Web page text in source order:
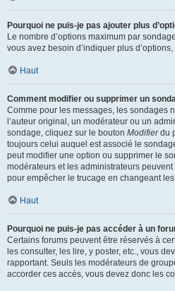
Pourquoi ne puis-je pas ajouter plus
Le nombre d’options maximum par
vous avez besoin d’indiquer plus
Haut
Comment modifier ou supprimer un
Comme pour les messages, les sondages
l’auteur original, un modérateur ou un
sondage, cliquez sur le bouton Modifierdu
toujours celui auquel est associé le
peut modifier une option ou supprimer le
modérateurs et les administrateurs
pour empêcher le trucage en changeant
Haut
Pourquoi ne puis-je pas accéder à un
Certains forums peuvent être réservés à
les consulter, les lire, y poster, etc., vous
rapportant. Seuls les modérateurs de
accorder ces accès, vous devez donc les